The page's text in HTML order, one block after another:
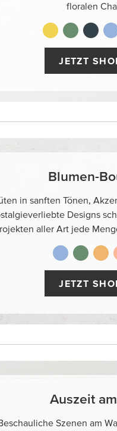
floralen
JETZT
Blumen-
in sanften Tönen,
Designs
aller Art jede
JETZT
Auszeit
Szenen am